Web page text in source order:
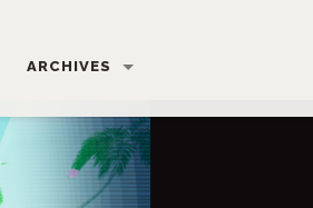
ARCHIVES